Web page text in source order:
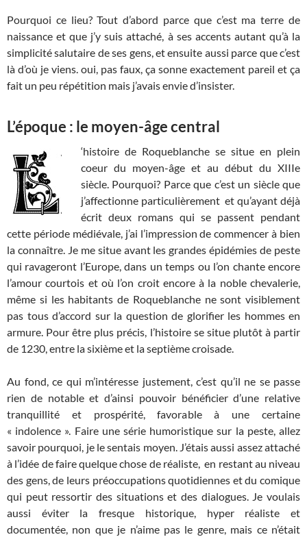
Pourquoi ce lieu? Tout d’abord parce que c’est ma terre de
naissance et que j’y suis attaché, à ses accents autant qu’à la
simplicité salutaire de ses gens, et ensuite aussi parce que c’est
là d’où je viens. oui, pas faux, ça sonne exactement pareil et ça
fait un peu répétition mais j’avais envie d’insister.
L’époque : le moyen-âge central
‘histoire de Roqueblanche se situe en plein
coeur du moyen-âge et au début du XIIIe
siècle. Pourquoi? Parce que c’est un siècle que
j’affectionne particulièrement et qu’ayant déjà
écrit deux romans qui se passent pendant
cette période médiévale, j’ai l’impression de commencer à bien
la connaître. Je me situe avant les grandes épidémies de peste
qui ravageront l’Europe, dans un temps ou l’on chante encore
l’amour courtois et où l’on croit encore à la noble chevalerie,
même si les habitants de Roqueblanche ne sont visiblement
pas tous d’accord sur la question de glorifier les hommes en
armure. Pour être plus précis, l’histoire se situe plutôt à partir
de 1230, entre la sixième et la septième croisade.
Au fond, ce qui m’intéresse justement, c’est qu’il ne se passe
rien de notable et d’ainsi pouvoir bénéficier d’une relative
tranquillité et prospérité, favorable à une certaine
« indolence ». Faire une série humoristique sur la peste, allez
savoir pourquoi, je le sentais moyen. J’étais aussi assez attaché
à l’idée de faire quelque chose de réaliste, en restant au niveau
des gens, de leurs préoccupations quotidiennes et du comique
qui peut ressortir des situations et des dialogues. Je voulais
aussi éviter la fresque historique, hyper réaliste et
documentée, non que je n’aime pas le genre, mais ce n’était